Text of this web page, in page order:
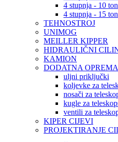
4 stupnja - 10
4 stupnja - 15
TEHNOSTROJ
UNIMOG
MEILLER KIPPER
HIDRAULIČNI
KAMION
DODATNA OPREMA
uljni priključki
koljevke za
nosači za
kugle za
ventili za
KIPER CIJEVI
PROJEKTIRANJE